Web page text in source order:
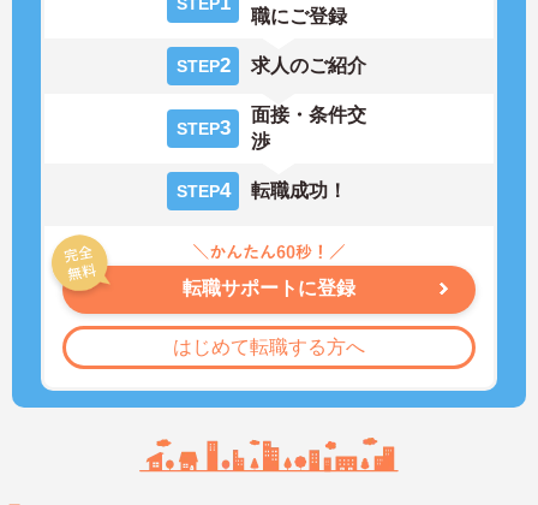
職にご登録
STEP2 求人のご紹介
STEP3
面接・条件交
渉
STEP4 転職成功！
転職サポートに登録
はじめて転職する方へ